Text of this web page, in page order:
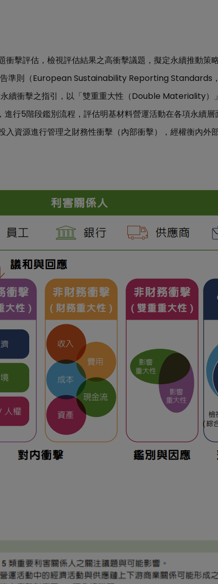
衝擊評估，檢視評估結果之高衝擊議題，擬定永續推動策
準則（ European Sustainability Reporting Standards ，
續衝擊之指引，以「雙重重大性（ Double Materiality）
進行5階段鑑別流程，評估明基材料營運活動在各項永續
入資源進行管理之財務性衝擊（內部衝擊），經權衡內